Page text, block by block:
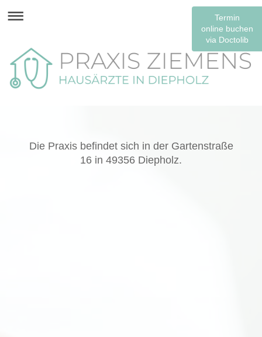
Die Praxis befindet sich in derGartenstraße
16 in 49356 Diepholz.
Termin
online buchen
via Doctolib